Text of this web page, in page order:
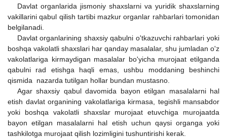
Davlat organlarida jismoniy shaxslarni va yuridik shaxslarning
vakillarini qabul qilish tartibi mazkur organlar rahbarlari tomonidan
belgilanadi.
Davlat organlarining shaxsiy qabulni o'tkazuvchi rahbarlari yoki
boshqa vakolatli shaxslari har qanday masalalar, shu jumladan o'z
vakolatlariga kirmaydigan masalalar bo'yicha murojaat etilganda
qabulni rad etishga haqli emas, ushbu moddaning beshinchi
qismida nazarda tutilgan hollar bundan mustasno.
Agar shaxsiy qabul davomida bayon etilgan masalalarni hal
etish davlat organining vakolatlariga kirmasa, tegishli mansabdor
yoki boshqa vakolatli shaxslar murojaat etuvchiga murojaatda
bayon etilgan masalalarni hal etish uchun qaysi organga yoki
tashkilotga murojaat qilish lozimligini tushuntirishi kerak.